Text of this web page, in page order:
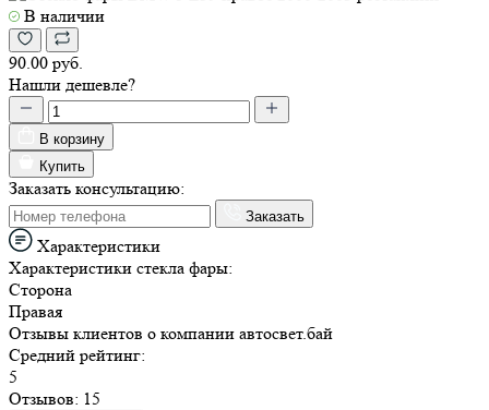
В наличии
90.00 руб.
Нашли дешевле?
В корзину
Купить
Заказать консультацию:
Заказать
Характеристики
Характеристики стекла фары:
Сторона
Правая
Отзывы клиентов о компании автосвет.бай
Средний рейтинг:
5
Отзывов: 15